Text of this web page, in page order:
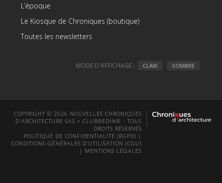
L’époque
Le Kiosque de Chroniques (boutique)
Toutes les newsletters
MODE D'AFFICHAGE : CLAIR SOMBRE
COPYRIGHT © 2026 NOUVELLES CHRONIQUES
D'ARCHITECTURE SAS + CLUBBEDIN® - TOUS
DROITS RÉSERVÉS
POLITIQUE DE CONFIDENTIALITÉ (RGPD) |
CONDITIONS GÉNÉRALES D’UTILISATION (CGU)
| MENTIONS LÉGALES